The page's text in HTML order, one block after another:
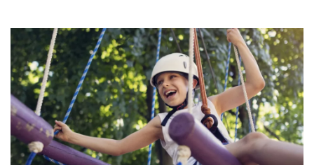
Assurance enfants : l’individuelle accident, pensez-y